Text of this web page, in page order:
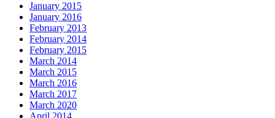
January 2015
January 2016
February 2013
February 2014
February 2015
March 2014
March 2015
March 2016
March 2017
March 2020